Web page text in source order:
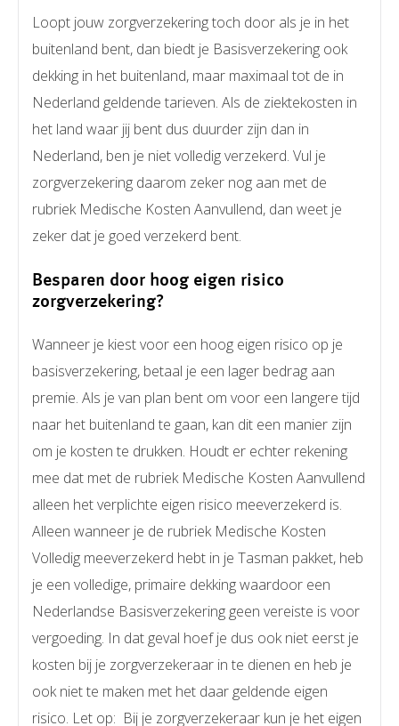
Loopt jouw zorgverzekering toch door als je in het
buitenland bent, dan biedt je Basisverzekering ook
dekking in het buitenland, maar maximaal tot de in
Nederland geldende tarieven. Als de ziektekosten in
het land waar jij bent dus duurder zijn dan in
Nederland, ben je niet volledig verzekerd. Vul je
zorgverzekering daarom zeker nog aan met de
rubriek Medische Kosten Aanvullend, dan weet je
zeker dat je goed verzekerd bent.
Besparen door hoog eigen risico
zorgverzekering?
Wanneer je kiest voor een hoog eigen risico op je
basisverzekering, betaal je een lager bedrag aan
premie. Als je van plan bent om voor een langere tijd
naar het buitenland te gaan, kan dit een manier zijn
om je kosten te drukken. Houdt er echter rekening
mee dat met de rubriek Medische Kosten Aanvullend
alleen het verplichte eigen risico meeverzekerd is.
Alleen wanneer je de rubriek Medische Kosten
Volledig meeverzekerd hebt in je Tasman pakket, heb
je een volledige, primaire dekking waardoor een
Nederlandse Basisverzekering geen vereiste is voor
vergoeding. In dat geval hoef je dus ook niet eerst je
kosten bij je zorgverzekeraar in te dienen en heb je
ook niet te maken met het daar geldende eigen
risico. Let op: Bij je zorgverzekeraar kun je het eigen